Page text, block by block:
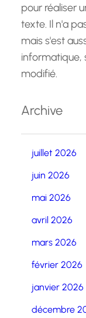
pour réaliser
texte. Il n'a
mais s'est
informatique,
modifié.
Archive
juillet 2026
juin 2026
mai 2026
avril 2026
mars 2026
février 2026
janvier 2026
décembre